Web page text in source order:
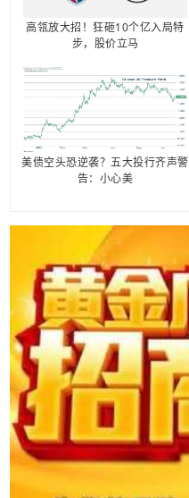
高瓴放大招！狂砸10个亿入局特
步，股价立马
美债空头恐逆袭？五大投行齐声警
告：小心美